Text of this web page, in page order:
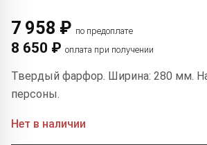
7 958 ₽ по предоплате
8 650 ₽ оплата при получении
Твердый фарфор. Ширина: 280 мм.
персоны.
Нет в наличии